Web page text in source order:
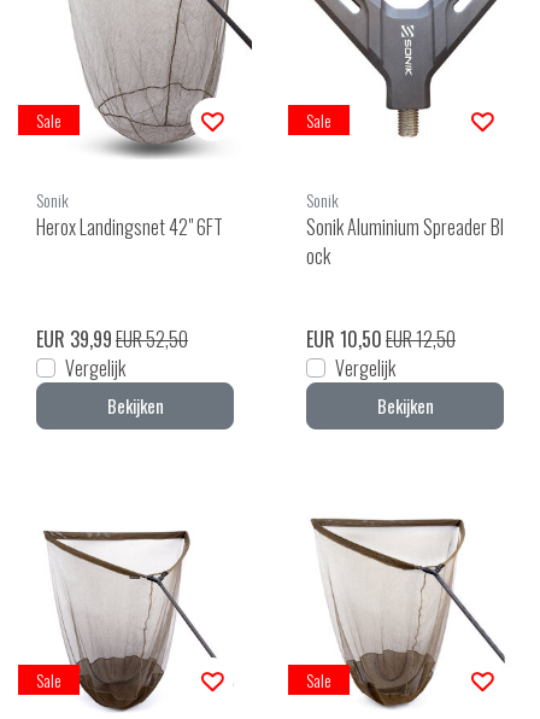
Sale
Sonik
Herox Landingsnet 42" 6FT
EUR 39,99EUR 52,50
Vergelijk
Bekijken
Sale
Sonik
Sonik Aluminium Spreader Bl
ock
EUR 10,50EUR 12,50
Vergelijk
Bekijken
Sale Sale